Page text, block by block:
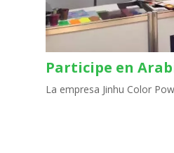
La empresa Jinhu Color